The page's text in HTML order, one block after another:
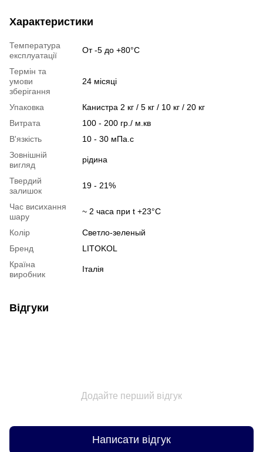
Характеристики
Температура
експлуатації
От -5 до +80°C
Термін та
умови
зберігання
24 місяці
Упаковка
Канистра 2 кг / 5 кг / 10 кг / 20 кг
Витрата
100 - 200 гр./ м.кв
В'язкість
10 - 30 мПа.с
Зовнішній
вигляд
рідина
Твердий
залишок
19 - 21%
Час висихання
шару
~ 2 часа при t +23°C
Колір
Светло-зеленый
Бренд
LITOKOL
Країна
виробник
Італія
Відгуки
Додайте перший відгук
Написати відгук